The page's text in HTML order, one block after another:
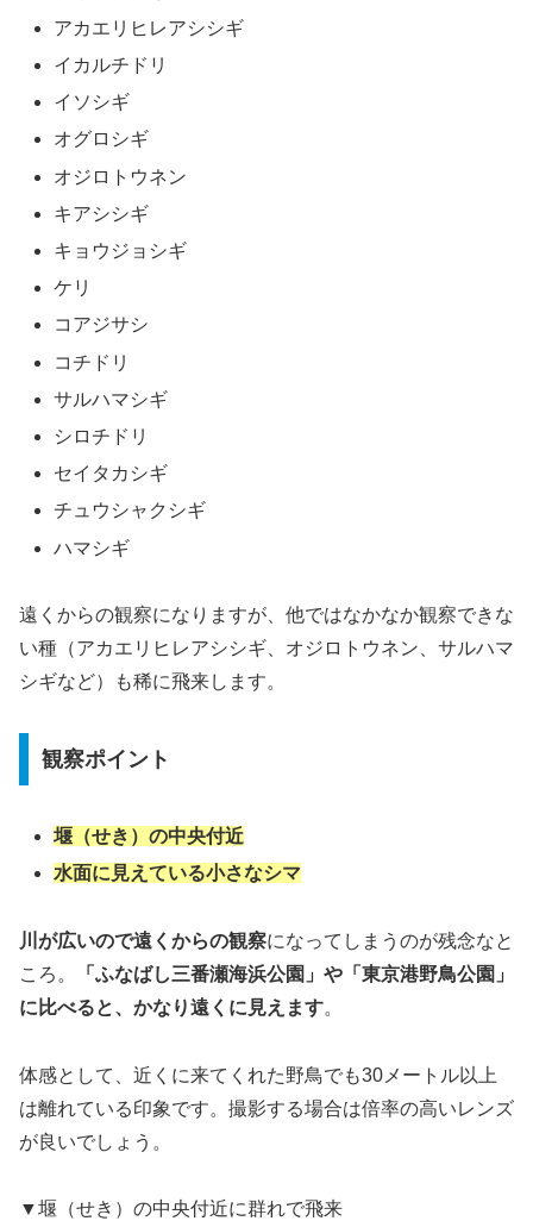
アカエリヒレアシシギ
イカルチドリ
イソシギ
オグロシギ
オジロトウネン
キアシシギ
キョウジョシギ
ケリ
コアジサシ
コチドリ
サルハマシギ
シロチドリ
セイタカシギ
チュウシャクシギ
ハマシギ
遠くからの観察になりますが、他ではなかなか観察できな
い種（アカエリヒレアシシギ、オジロトウネン、サルハマ
シギなど）も稀に飛来します。
観察ポイント
堰（せき）の中央付近
水面に見えている小さなシマ
川が広いので遠くからの観察になってしまうのが残念なと
ころ。
「ふなばし三番瀬海浜公園」や「東京港野鳥公園」
に比べると、かなり遠くに見えます。
体感として、近くに来てくれた野鳥でも30メートル以上
は離れている印象です。撮影する場合は倍率の高いレンズ
が良いでしょう。
▼堰（せき）の中央付近に群れで飛来